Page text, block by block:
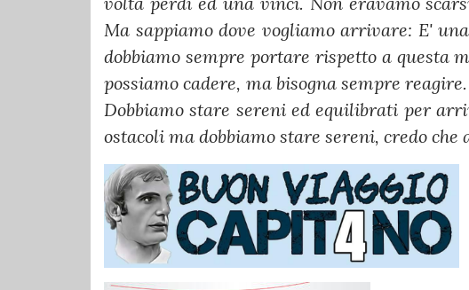
Ma sappiamo dove vogliamo arrivare: E'
dobbiamo sempre portare rispetto a questa
possiamo cadere, ma bisogna sempre
Dobbiamo stare sereni ed equilibrati per
ostacoli ma dobbiamo stare sereni, credo